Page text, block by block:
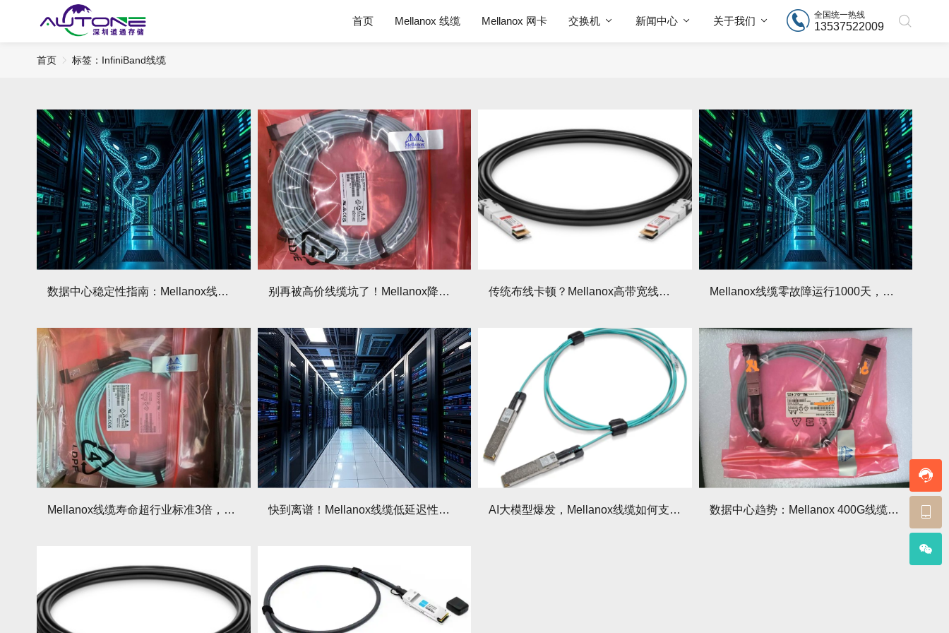
首页 Mellanox 线缆 Mellanox 网卡 交换机 新闻中心 关于我们
全国统一热线
13537522009
首页 标签：InfiniBand线缆
数据中心稳定性指南：Mellanox线缆安装与维护手册！ 别再被高价线缆坑了！Mellanox降低TCO的3个隐藏优势！ 传统布线卡顿？Mellanox高带宽线缆让数据传输快3倍！ Mellanox线缆零故障运行1000天，企业必入！
Mellanox线缆寿命超行业标准3倍，预算优化神器！ 快到离谱！Mellanox线缆低延迟性能直接提升业务效率50%！ AI大模型爆发，Mellanox线缆如何支撑万卡集群互联？ 数据中心趋势：Mellanox 400G线缆将成标配，提前布局！